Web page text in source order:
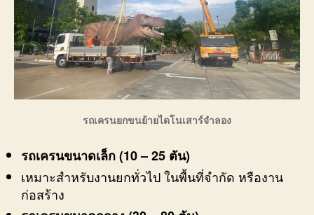
รถเครนยกขนย้ายไดโนเสาร์จำลอง
รถเครนขนาดเล็ก(10 – 25 ตัน)
เหมาะสำหรับงานยกทั่วไป ในพื้นที่จำกัด หรืองาน
ก่อสร้าง